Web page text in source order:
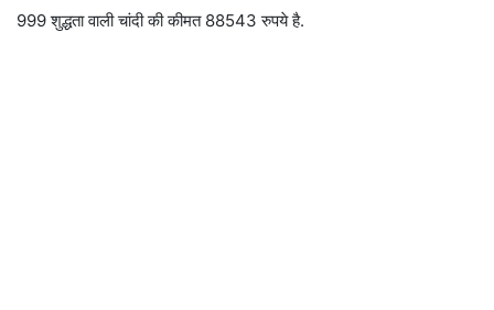
999 शुद्धता वाली चांदी की कीमत 88543 रुपये है.